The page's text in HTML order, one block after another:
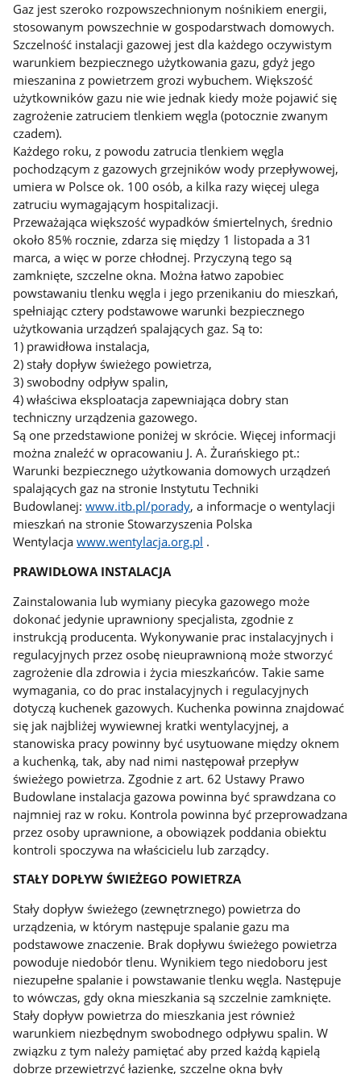
Gaz jest szeroko rozpowszechnionym nośnikiem energii,
stosowanym powszechnie w gospodarstwach domowych.
Szczelność instalacji gazowej jest dla każdego oczywistym
warunkiem bezpiecznego użytkowania gazu, gdyż jego
mieszanina z powietrzem grozi wybuchem. Większość
użytkowników gazu nie wie jednak kiedy może pojawić się
zagrożenie zatruciem tlenkiem węgla (potocznie zwanym
czadem).
Każdego roku, z powodu zatrucia tlenkiem węgla
pochodzącym z gazowych grzejników wody przepływowej,
umiera w Polsce ok. 100 osób, a kilka razy więcej ulega
zatruciu wymagającym hospitalizacji.
Przeważająca większość wypadków śmiertelnych, średnio
około 85% rocznie, zdarza się między 1 listopada a 31
marca, a więc w porze chłodnej. Przyczyną tego są
zamknięte, szczelne okna. Można łatwo zapobiec
powstawaniu tlenku węgla i jego przenikaniu do mieszkań,
spełniając cztery podstawowe warunki bezpiecznego
użytkowania urządzeń spalających gaz. Są to:
1) prawidłowa instalacja,
2) stały dopływ świeżego powietrza,
3) swobodny odpływ spalin,
4) właściwa eksploatacja zapewniająca dobry stan
techniczny urządzenia gazowego.
Są one przedstawione poniżej w skrócie. Więcej informacji
można znaleźć w opracowaniu J. A. Żurańskiego pt.:
Warunki bezpiecznego użytkowania domowych urządzeń
spalających gaz na stronie Instytutu Techniki
Budowlanej:www.itb.pl/porady, a informacje o wentylacji
mieszkań na stronie Stowarzyszenia Polska
Wentylacjawww.wentylacja.org.pl .
PRAWIDŁOWA INSTALACJA
Zainstalowania lub wymiany piecyka gazowego może
dokonać jedynie uprawniony specjalista, zgodnie z
instrukcją producenta. Wykonywanie prac instalacyjnych i
regulacyjnych przez osobę nieuprawnioną może stworzyć
zagrożenie dla zdrowia i życia mieszkańców. Takie same
wymagania, co do prac instalacyjnych i regulacyjnych
dotyczą kuchenek gazowych. Kuchenka powinna znajdować
się jak najbliżej wywiewnej kratki wentylacyjnej, a
stanowiska pracy powinny być usytuowane między oknem
a kuchenką, tak, aby nad nimi następował przepływ
świeżego powietrza. Zgodnie z art. 62 Ustawy Prawo
Budowlane instalacja gazowa powinna być sprawdzana co
najmniej raz w roku. Kontrola powinna być przeprowadzana
przez osoby uprawnione, a obowiązek poddania obiektu
kontroli spoczywa na właścicielu lub zarządcy.
STAŁY DOPŁYW ŚWIEŻEGO POWIETRZA
Stały dopływ świeżego (zewnętrznego) powietrza do
urządzenia, w którym następuje spalanie gazu ma
podstawowe znaczenie. Brak dopływu świeżego powietrza
powoduje niedobór tlenu. Wynikiem tego niedoboru jest
niezupełne spalanie i powstawanie tlenku węgla. Następuje
to wówczas, gdy okna mieszkania są szczelnie zamknięte.
Stały dopływ powietrza do mieszkania jest również
warunkiem niezbędnym swobodnego odpływu spalin. W
związku z tym należy pamiętać aby przed każdą kąpielą
dobrze przewietrzyć łazienkę, szczelne okna były